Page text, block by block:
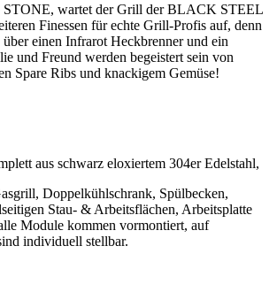
STONE, wartet der Grill der BLACK STEEL
Finessen für echte Grill-Profis auf, denn
einen Infrarot Heckbrenner und ein
und Freund werden begeistert sein von
Spare Ribs und knackigem Gemüse!
aus schwarz eloxiertem 304er Edelstahl,
Doppelkühlschrank, Spülbecken,
Stau- & Arbeitsflächen, Arbeitsplatte
Module kommen vormontiert, auf
individuell stellbar.